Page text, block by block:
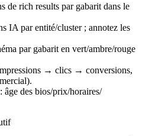
de rich results par gabarit dans le
IA par entité/cluster ; annotez les
par gabarit en vert/ambre/rouge
→ clics → conversions,
âge des bios/prix/horaires/